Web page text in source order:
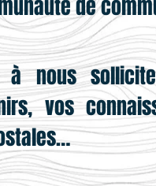
de
à nous
vos